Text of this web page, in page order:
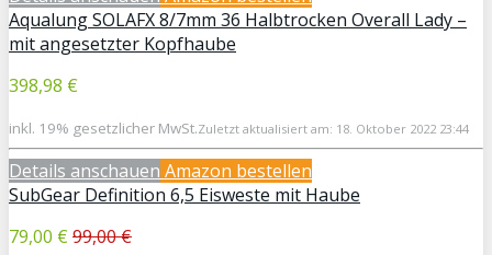
Aqualung SOLAFX 8/7mm 36 Halbtrocken Overall Lady –
mit angesetzter Kopfhaube
398,98 €
inkl. 19% gesetzlicher MwSt.Zuletzt aktualisiert am: 18. Oktober 2022 23:44
Details anschauen Amazon bestellen
SubGear Definition 6,5 Eisweste mit Haube
79,00 € 99,00 €